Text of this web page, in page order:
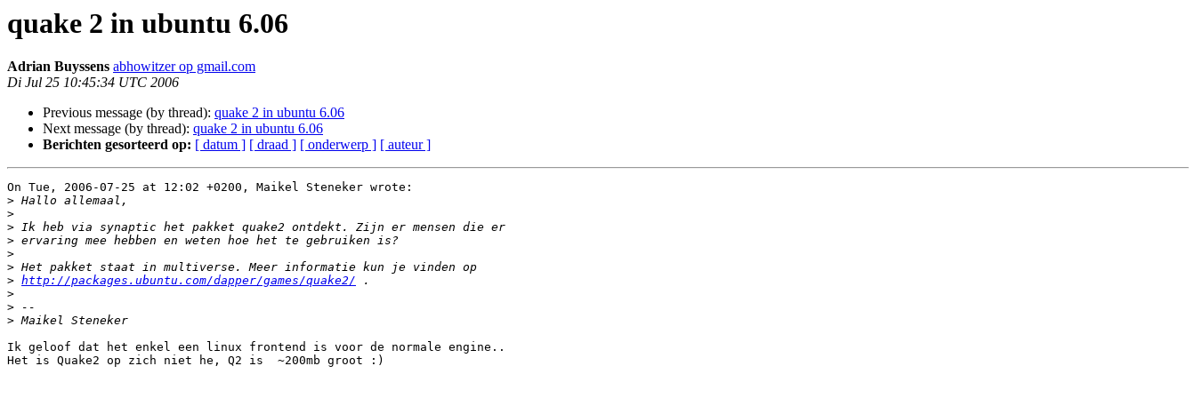
quake 2 in ubuntu 6.06
Adrian Buyssens abhowitzer op gmail.com
Di Jul 25 10:45:34 UTC 2006
Previous message (by thread): quake 2 in ubuntu 6.06
Next message (by thread): quake 2 in ubuntu 6.06
Berichten gesorteerd op: [ datum ] [ draad ] [ onderwerp ] [ auteur ]
On Tue, 2006-07-25 at 12:02 +0200, Maikel Steneker wrote:
>
>
>
>
>
>
> http://packages.ubuntu.com/dapper/games/quake2/
>
>
>
Ik geloof dat het enkel een linux frontend is voor de normale engine..
Het is Quake2 op zich niet he, Q2 is  ~200mb groot :)